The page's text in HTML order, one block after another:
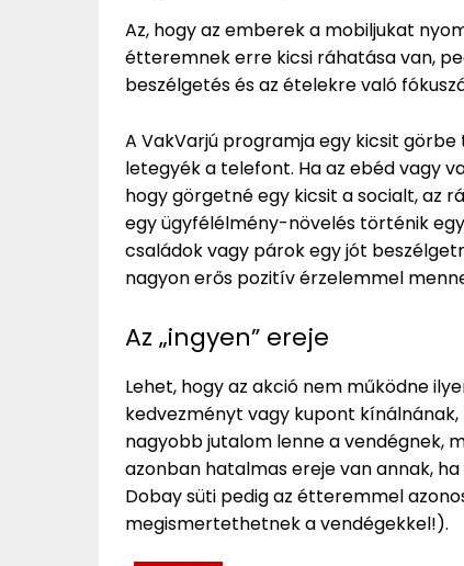
Az, hogy az emberek a mobiljukat
étteremnek erre kicsi ráhatása van,
beszélgetés és az ételekre való
A VakVarjú programja egy kicsit
letegyék a telefont. Ha az ebéd vagy
hogy görgetné egy kicsit a socialt, az
egy ügyfélélmény-növelés történik
családok vagy párok egy jót
nagyon erős pozitív érzelemmel
Az „ingyen” ereje
Lehet, hogy az akció nem működne
kedvezményt vagy kupont
nagyobb jutalom lenne a vendégnek,
azonban hatalmas ereje van annak,
Dobay süti pedig az étteremmel
megismertethetnek a vendégekkel!).